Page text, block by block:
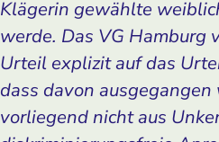
Klägerin gewählte
werde. Das VG Hamburg
Urteil explizit auf das
dass davon
vorliegend nicht aus